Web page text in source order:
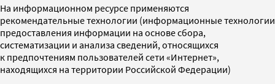
На информационном ресурсе применяются
рекомендательные технологии (информационные технологии
предоставления информации на основе сбора,
систематизации и анализа сведений, относящихся
к предпочтениям пользователей сети «Интернет»,
находящихся на территории Российской Федерации)